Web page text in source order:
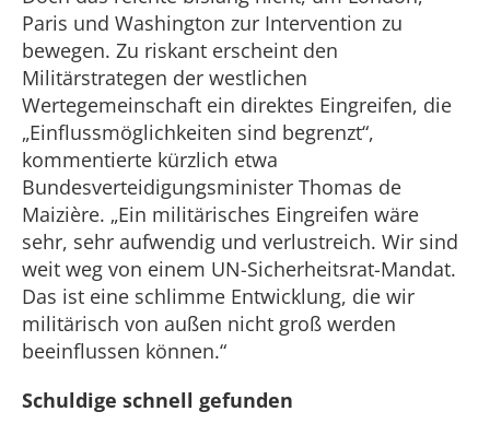
Paris und Washington zur Intervention zu
bewegen. Zu riskant erscheint den
Militärstrategen der westlichen
Wertegemeinschaft ein direktes Eingreifen, die
„Einflussmöglichkeiten sind begrenzt“,
kommentierte kürzlich etwa
Bundesverteidigungsminister Thomas de
Maizière. „Ein militärisches Eingreifen wäre
sehr, sehr aufwendig und verlustreich. Wir sind
weit weg von einem UN-Sicherheitsrat-Mandat.
Das ist eine schlimme Entwicklung, die wir
militärisch von außen nicht groß werden
beeinflussen können.“
Schuldige schnell gefunden